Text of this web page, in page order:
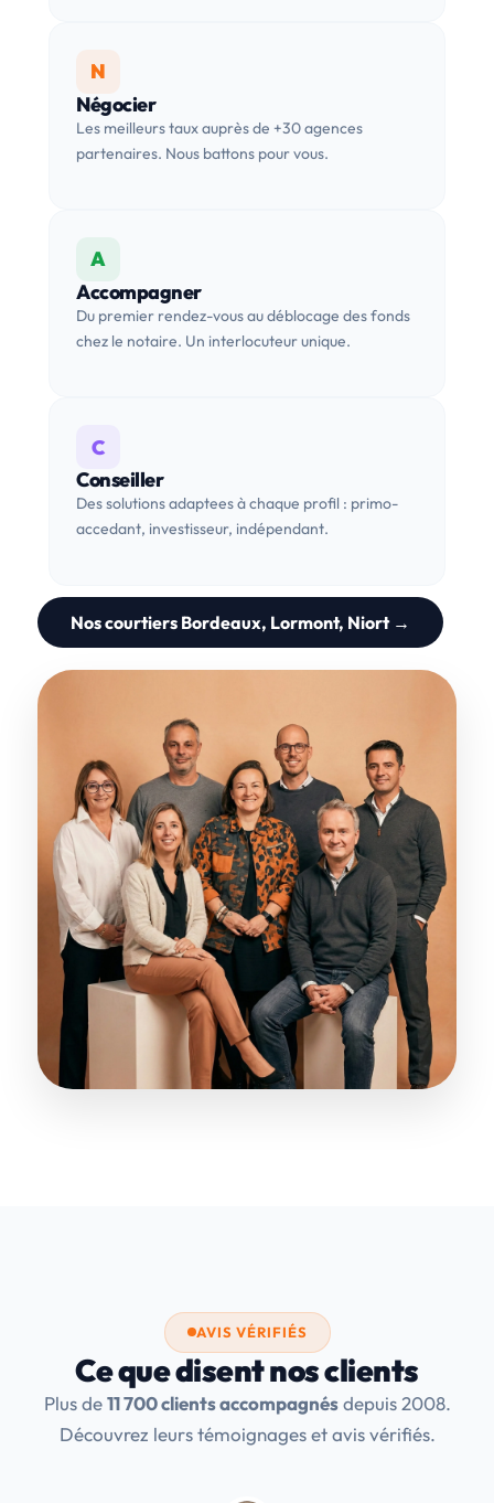
N
Négocier
Les meilleurs taux auprès de +30 agences
partenaires. Nous battons pour vous.
A
Accompagner
Du premier rendez-vous au déblocage des fonds
chez le notaire. Un interlocuteur unique.
C
Conseiller
Des solutions adaptees à chaque profil : primo-
accedant, investisseur, indépendant.
Nos courtiers Bordeaux, Lormont, Niort →
AVIS VÉRIFIÉS
Ce que disent nos clients
Plus de11 700 clients accompagnésdepuis 2008.
Découvrez leurs témoignages et avis vérifiés.